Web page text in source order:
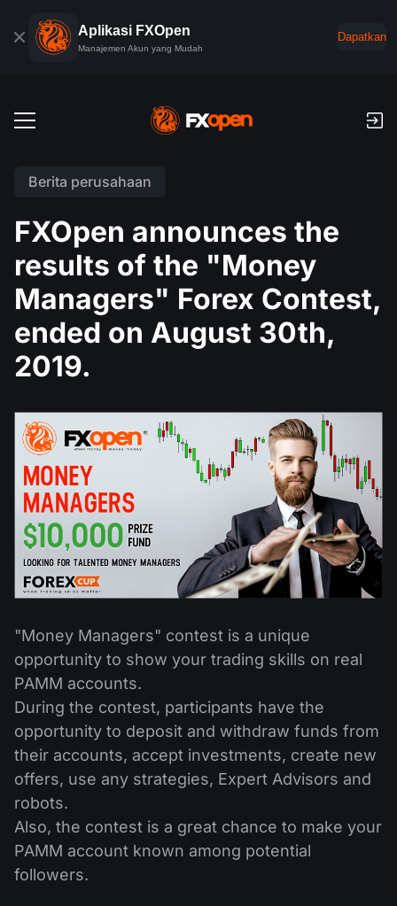
Aplikasi FXOpen
Manajemen Akun yang Mudah
Dapatkan
Akun Demo Forex
Komisi dan Swap
Pembayaran
Setoran dan Penarikan
PAMM
PAMM ECN
Master dan Follower
Kontes Forex
Forex
Indeks
Komoditas
Saham
ETF
Mata uang kripto
Platform Trading
TickTrader
Perbandingan
Aplikasi FXOpen
iOS Aplikasi FXOpen
VPS
Kalender ekonomi
Berita & Analisis
Forum Forex
Bantuan
Apa itu Trading CFD?
Apa itu Trading ECN?
Berita perusahaan
Mengapa Kami?
Sejarah
Hubungi kami
Berita perusahaan
FXOpen announces the
results of the "Money
Managers" Forex Contest,
ended on August 30th,
2019.
"Money Managers" contest is a unique
opportunity to show your trading skills on real
PAMM accounts.
During the contest, participants have the
opportunity to deposit and withdraw funds from
their accounts, accept investments, create new
offers, use any strategies, Expert Advisors and
robots.
Also, the contest is a great chance to make your
PAMM account known among potential
followers.